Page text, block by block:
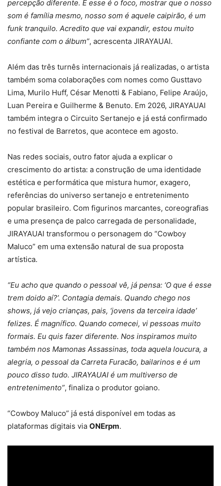
percepção diferente. E esse é o foco, mostrar que o nosso
som é família mesmo, nosso som é aquele caipirão, é um
funk tranquilo. Acredito que vai expandir, estou muito
confiante com o álbum”, acrescenta JIRAYAUAI.
Além das três turnês internacionais já realizadas, o artista
também soma colaborações com nomes como Gusttavo
Lima, Murilo Huff, César Menotti & Fabiano, Felipe Araújo,
Luan Pereira e Guilherme & Benuto. Em 2026, JIRAYAUAI
também integra o Circuito Sertanejo e já está confirmado
no festival de Barretos, que acontece em agosto.
Nas redes sociais, outro fator ajuda a explicar o
crescimento do artista: a construção de uma identidade
estética e performática que mistura humor, exagero,
referências do universo sertanejo e entretenimento
popular brasileiro. Com figurinos marcantes, coreografias
e uma presença de palco carregada de personalidade,
JIRAYAUAI transformou o personagem do “Cowboy
Maluco” em uma extensão natural de sua proposta
artística.
“Eu acho que quando o pessoal vê, já pensa: ‘O que é esse
trem doido aí?’. Contagia demais. Quando chego nos
shows, já vejo crianças, pais, ‘jovens da terceira idade’
felizes. É magnífico. Quando comecei, vi pessoas muito
formais. Eu quis fazer diferente. Nos inspiramos muito
também nos Mamonas Assassinas, toda aquela loucura, a
alegria, o pessoal da Carreta Furacão, bailarinos e é um
pouco disso tudo. JIRAYAUAI é um multiverso de
entretenimento”, finaliza o produtor goiano.
“Cowboy Maluco” já está disponível em todas as
plataformas digitais via ONErpm.